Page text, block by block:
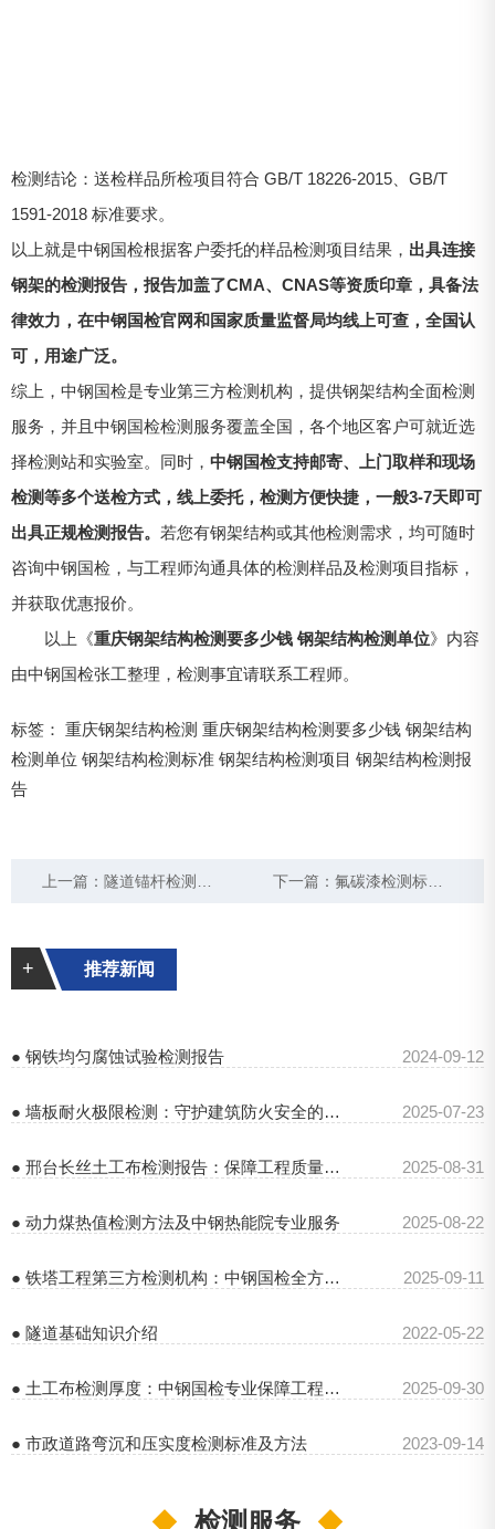
检测结论：送检样品所检项目符合 GB/T 18226-2015、GB/T
1591-2018 标准要求。
以上就是中钢国检根据客户委托的样品检测项目结果， 出具连接
钢架的检测报告，报告加盖了CMA、CNAS等资质印章，具备法
律效力，在中钢国检官网和国家质量监督局均线上可查，全国认
可，用途广泛。
综上，中钢国检是专业第三方检测机构，提供钢架结构全面检测
服务，并且中钢国检检测服务覆盖全国，各个地区客户可就近选
择检测站和实验室。同时， 中钢国检支持邮寄、上门取样和现场
检测等多个送检方式，线上委托，检测方便快捷，一般3-7天即可
出具正规检测报告。 若您有钢架结构或其他检测需求，均可随时
咨询中钢国检，与工程师沟通具体的检测样品及检测项目指标，
并获取优惠报价。
以上《重庆钢架结构检测要多少钱 钢架结构检测单位》内容
由中钢国检张工整理，检测事宜请联系工程师。
标签： 重庆钢架结构检测 重庆钢架结构检测要多少钱 钢架结构
检测单位 钢架结构检测标准 钢架结构检测项目 钢架结构检测报
告
上一篇： 隧道锚杆检测密实度的标准要求及方法 下一篇：氟碳漆检测标准 氟碳漆检测报告图片
+ 推荐新闻
● 钢铁均匀腐蚀试验检测报告 2024-09-12
● 墙板耐火极限检测：守护建筑防火安全的关键环节 2025-07-23
● 邢台长丝土工布检测报告：保障工程质量的关键依据 2025-08-31
● 动力煤热值检测方法及中钢热能院专业服务 2025-08-22
● 铁塔工程第三方检测机构：中钢国检全方位保障铁塔安全 2025-09-11
● 隧道基础知识介绍 2022-05-22
● 土工布检测厚度：中钢国检专业保障工程质量 2025-09-30
● 市政道路弯沉和压实度检测标准及方法 2023-09-14
◆ 检测服务 ◆